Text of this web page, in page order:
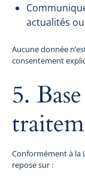
actualités
Aucune donnée
consentement
5.
Conformément à la
repose sur :